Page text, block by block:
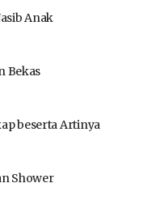
Anak
Bekas
beserta Artinya
Shower